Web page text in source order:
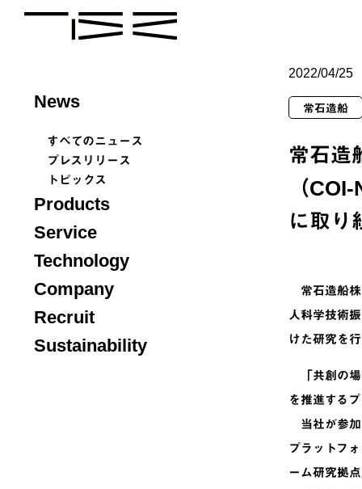
News
すべてのニュース
プレスリリース
トピックス
Products
Service
Technology
Company
Recruit
Sustainability
2022/04/25
常石造船
常石造
（
に取り
常石造船株
人科学技術
けた研究を行
「共創の場
を推進するプ
当社が参加
プラットフ
ーム研究拠